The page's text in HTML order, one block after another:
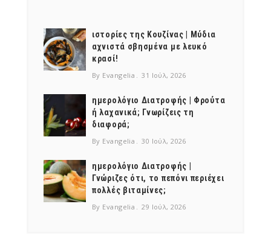
ιστορίες της Κουζίνας | Μύδια
αχνιστά σβησμένα με λευκό
κρασί!
By Evangelia 31 Ιούλ, 2026
ημερολόγιο Διατροφής | Φρούτα
ή λαχανικά; Γνωρίζεις τη
διαφορά;
By Evangelia 30 Ιούλ, 2026
ημερολόγιο Διατροφής |
Γνώριζες ότι, το πεπόνι περιέχει
πολλές βιταμίνες;
By Evangelia 29 Ιούλ, 2026
Get ti
mel
y updates
fro
m
your favorite
products